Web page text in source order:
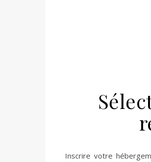
Inscrire votre